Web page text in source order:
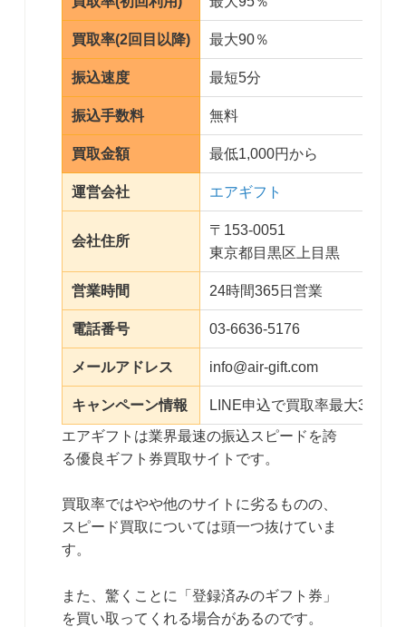
買取率(2回目以降) 最大90％
振込速度 最短5分
振込手数料 無料
買取金額 最低1,000円から
運営会社 エアギフト
会社住所
〒153-0051
東京都目黒区上目黒
営業時間 24時間365日営業
電話番号 03-6636-5176
メールアドレス info@air-gift.com
キャンペーン情報
LINE申込で買取率最大3％ア
エアギフトは業界最速の振込スピードを誇
る優良ギフト券買取サイトです。
買取率ではやや他のサイトに劣るものの、
スピード買取については頭一つ抜けていま
す。
また、驚くことに「登録済みのギフト券」
を買い取ってくれる場合があるのです。